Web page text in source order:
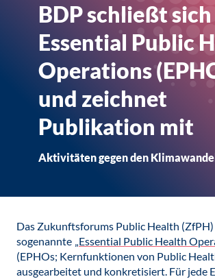
BDP schließt sich
Essential Public
Operations
und zeichnet
Publikation mit
Aktivitäten gegen den
Das Zukunftsforums Public Health
sogenannte „Essential Public Health
(EPHOs; Kernfunktionen von Public
ausgearbeitet und konkretisiert. Für jede